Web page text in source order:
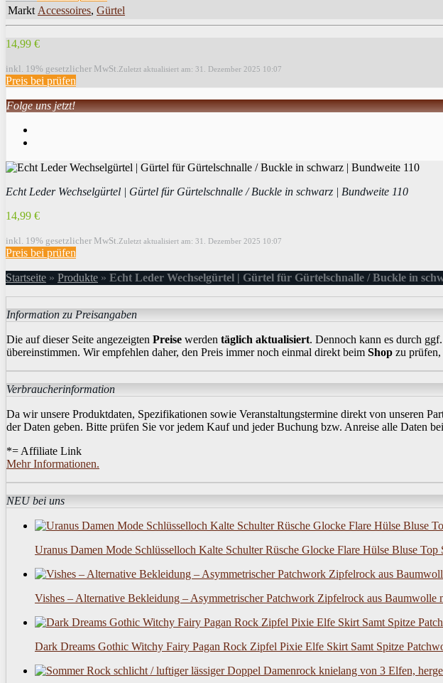
Markt Accessoires, Gürtel
14,99 €
inkl. 19% gesetzlicher MwSt.Zuletzt aktualisiert am: 31. Dezember 2025 10:07
Preis bei prüfen
Folge uns jetzt!
Echt Leder Wechselgürtel | Gürtel für Gürtelschnalle / Buckle in schwarz | Bundweite 110
14,99 €
inkl. 19% gesetzlicher MwSt.Zuletzt aktualisiert am: 31. Dezember 2025 10:07
Preis bei prüfen
Startseite » Produkte » Echt Leder Wechselgürtel | Gürtel für Gürtelschnalle / Buckle in
Information zu Preisangaben
Die auf dieser Seite angezeigten Preise werden täglich aktualisiert. Dennoch kann es durch
übereinstimmen. Wir empfehlen daher, den Preis immer noch einmal direkt beim Shop zu
Verbraucherinformation
Da wir unsere Produktdaten, Spezifikationen sowie Veranstaltungstermine direkt von unseren
der Daten geben. Bitte prüfen Sie vor jedem Kauf und jeder Buchung bzw. Anreise alle Daten
*= Affiliate Link
Mehr Informationen.
NEU bei uns
Uranus Damen Mode Schlüsselloch Kalte Schulter Rüsche Glocke Flare Hülse Bluse Top
Vishes – Alternative Bekleidung – Asymmetrischer Patchwork Zipfelrock aus Baumwolle
Dark Dreams Gothic Witchy Fairy Pagan Rock Zipfel Pixie Elfe Skirt Samt Spitze